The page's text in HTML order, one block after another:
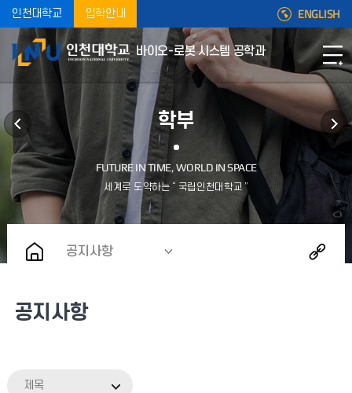
인천대학교 입학안내 ENGLISH
바이오-로봇 시스템 공학과
학부
공지사항
공지사항
제목